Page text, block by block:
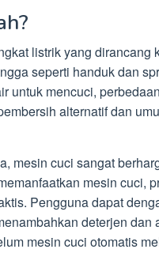
listrik yang dirancang
seperti handuk dan
untuk mencuci,
alternatif dan
mesin cuci sangat
mesin cuci,
Pengguna dapat
deterjen dan
mesin cuci otomatis